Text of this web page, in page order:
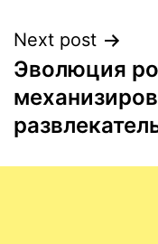
Next post
Эволюция